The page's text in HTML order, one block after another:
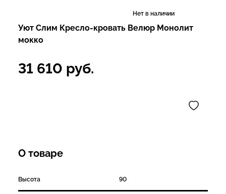
Нет в наличии
Уют Слим Кресло-кровать Велюр Монолит
мокко
31 610 руб.
О товаре
Высота 90